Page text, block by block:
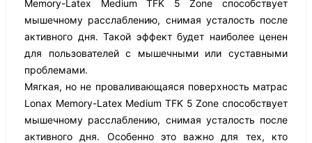
Memory-Latex Medium TFK 5 Zone способствует
мышечному расслаблению, снимая усталость после
активного дня. Такой эффект будет наиболее ценен
для пользователей с мышечными или суставными
проблемами.
Мягкая, но не проваливающаяся поверхность матрас
Lonax Memory-Latex Medium TFK 5 Zone способствует
мышечному расслаблению, снимая усталость после
активного дня. Особенно это важно для тех, кто